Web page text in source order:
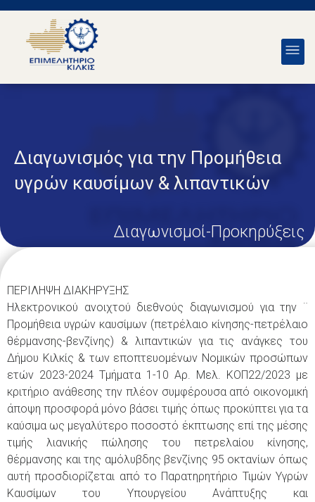
Διαγωνισμός για την Προμήθεια
υγρών καυσίμων & λιπαντικών
Διαγωνισμοί-Προκηρύξεις
ΠΕΡΙΛΗΨΗ ΔΙΑΚΗΡΥΞΗΣ
Ηλεκτρονικού ανοιχτού διεθνούς διαγωνισμού για την ¨
Προμήθεια υγρών καυσίμων (πετρέλαιο κίνησης-πετρέλαιο
θέρμανσης-βενζίνης) & λιπαντικών για τις ανάγκες του
Δήμου Κιλκίς & των εποπτευομένων Νομικών προσώπων
ετών 2023-2024 Τμήματα 1-10 Αρ. Μελ. ΚΟΠ22/2023 με
κριτήριο ανάθεσης την πλέον συμφέρουσα από οικονομική
άποψη προσφορά μόνο βάσει τιμής όπως προκύπτει για τα
καύσιμα ως μεγαλύτερο ποσοστό έκπτωσης επί της μέσης
τιμής λιανικής πώλησης του πετρελαίου κίνησης,
θέρμανσης και της αμόλυβδης βενζίνης 95 οκτανίων όπως
αυτή προσδιορίζεται από το Παρατηρητήριο Τιμών Υγρών
Καυσίμων του Υπουργείου Ανάπτυξης και